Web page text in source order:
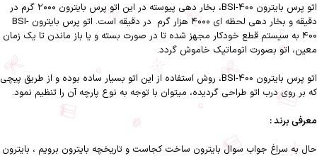
اتو پرس بایترون BSI-400، بخار دهی پیوسته در این اتو پرس بایترون ۲۰۰۰ گرم در
دقیقه و بخار دهی لحظه ای ۴۰۰۰ هزار گرم در دقیقه است. اتو پرس بایترون BSI-
400 به سیستم قطع خودکار مجهز شده تا در صورت بسته و یا باز ماندن تا یک زمان
معین، اتو بصورت اتوماتیک خاموش گردد.
اتو پرس بایترون BSI-400، روش استفاده از این اتو بسیار ساده بوده و از طریق پیچی
که بر روی درب اتو طراحی گردیده، میتوان با توجه به نوع پارچه آن را تنظیم نمود.
معرفی برند :
حال به سراغ جواب سوال بایترون ساخت کجاست و تاریخچه بایترون برویم ، بایترون